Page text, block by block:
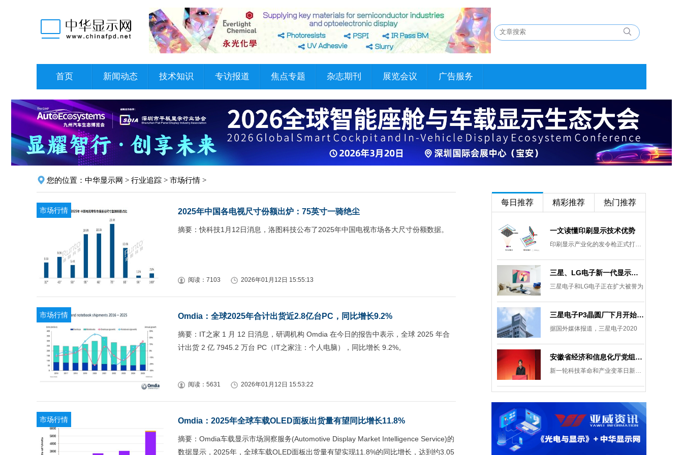
首页 新闻动态 技术知识 专访报道 焦点专题 杂志期刊 展览会议 广告服务
您的位置： 中华显示网 > 行业追踪 > 市场行情 >
市场行情 2025年中国各电视尺寸份额出炉：75英寸一骑绝尘
摘要：快科技1月12日消息，洛图科技公布了2025年中国电视市场各大尺寸份额数据。
阅读：7103 2026年01月12日 15:55:13
市场行情 Omdia：全球2025年合计出货近2.8亿台PC，同比增长9.2%
摘要：IT之家 1 月 12 日消息，研调机构 Omdia 在今日的报告中表示，全球 2025 年合
计出货 2 亿 7945.2 万台 PC（IT之家注：个人电脑），同比增长 9.2%。
阅读：5631 2026年01月12日 15:53:22
市场行情 Omdia：2025年全球车载OLED面板出货量有望同比增长11.8%
摘要：Omdia车载显示市场洞察服务(Automotive Display Market Intelligence Service)的
数据显示，2025年，全球车载OLED面板出货量有望实现11.8%的同比增长，达到约3.05
每日推荐 精彩推荐 热门推荐
一文读懂印刷显示技术优势
印刷显示产业化的发令枪正式打响。
三星、LG电子新一代显示发展目标：集中扩大Micro LED 应用产品线
三星电子和LG电子正在扩大被誉为
三星电子P3晶圆厂下月开始安装设备，计划下半年建成
据国外媒体报道，三星电子2020
安徽省经济和信息化厅党组成员、副厅长柯文斌：掌握显示技术发展主动权 打造新型显示产业制造集群
新一轮科技革命和产业变革日新月异